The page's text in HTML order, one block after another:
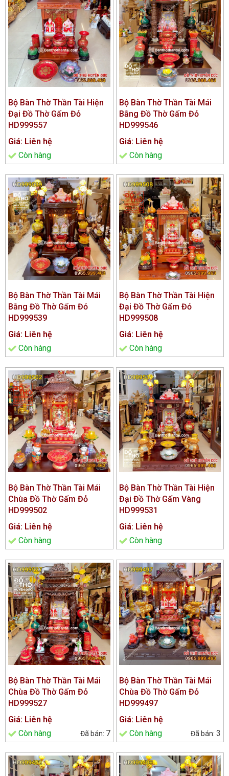
Bộ Bàn Thờ Thần Tài Hiện
Đại Đồ Thờ Gấm Đỏ
HD999557
Giá: Liên hệ
Còn hàng
Bộ Bàn Thờ Thần Tài Mái
Bằng Đồ Thờ Gấm Đỏ
HD999546
Giá: Liên hệ
Còn hàng
Bộ Bàn Thờ Thần Tài Mái
Bằng Đồ Thờ Gấm Đỏ
HD999539
Giá: Liên hệ
Còn hàng
Bộ Bàn Thờ Thần Tài Hiện
Đại Đồ Thờ Gấm Đỏ
HD999508
Giá: Liên hệ
Còn hàng
Bộ Bàn Thờ Thần Tài Mái
Chùa Đồ Thờ Gấm Đỏ
HD999502
Giá: Liên hệ
Còn hàng
Bộ Bàn Thờ Thần Tài Hiện
Đại Đồ Thờ Gấm Vàng
HD999531
Giá: Liên hệ
Còn hàng
Bộ Bàn Thờ Thần Tài Mái
Chùa Đồ Thờ Gấm Đỏ
HD999527
Giá: Liên hệ
Còn hàng
7
Bộ Bàn Thờ Thần Tài Mái
Chùa Đồ Thờ Gấm Đỏ
HD999497
Giá: Liên hệ
Còn hàng
3